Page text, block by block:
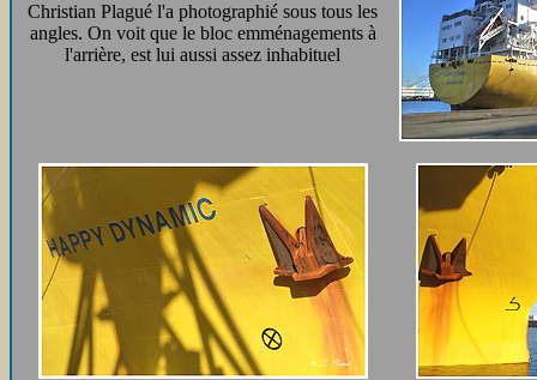
Christian Plagué l'a photographié sous tous les
angles. On voit que le bloc emménagements à
l'arrière, est lui aussi assez inhabituel